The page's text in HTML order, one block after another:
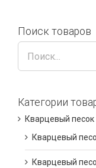
Поиск товаров
Категории
Кварцевый песок
Кварцевый
Кварцевый